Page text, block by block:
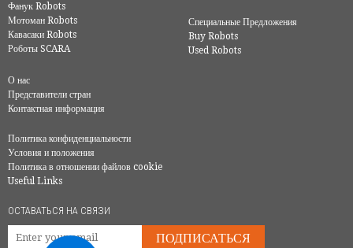
Фанук Robots
Мотоман Robots
Кавасаки Robots
Роботы SCARA
Специальные Предложения
Buy Robots
Used Robots
О нас
Представители стран
Контактная информация
Политика конфиденциальности
Условия и положения
Политика в отношении файлов cookie
Useful Links
ОСТАВАТЬСЯ НА СВЯЗИ
ПОДПИСАТЬСЯ